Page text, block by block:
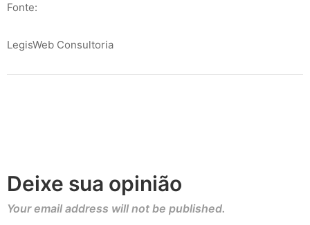
Fonte:
LegisWeb Consultoria
Deixe sua opinião
Your email address will not be published.